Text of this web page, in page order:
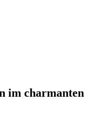
im charmanten